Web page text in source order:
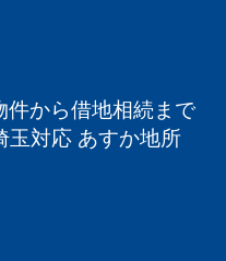
から借地相続まで
玉対応 あすか地所